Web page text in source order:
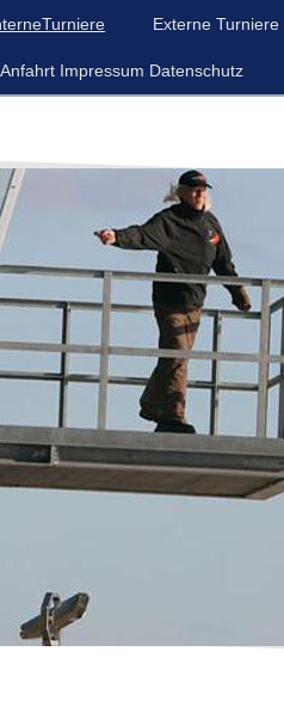
Externe Turniere
Impressum Datenschutz